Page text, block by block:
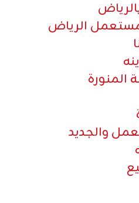
الرياض
المنورة
والجديد